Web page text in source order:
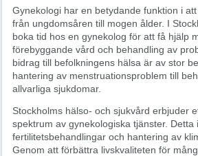
Gynekologi har en betydande funktion i
från ungdomsåren till mogen ålder. I
boka tid hos en gynekolog för att få hjälp
förebyggande vård och behandling av
bidrag till befolkningens hälsa är av stor
hantering av menstruationsproblem till
allvarliga sjukdomar.
Stockholms hälso- och sjukvård erbjuder
spektrum av gynekologiska tjänster. Detta
fertilitetsbehandlingar och hantering av
Genom att förbättra livskvaliteten för